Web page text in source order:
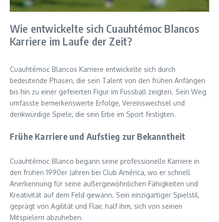
Wie entwickelte sich Cuauhtémoc Blancos
Karriere im Laufe der Zeit?
Cuauhtémoc Blancos Karriere entwickelte sich durch
bedeutende Phasen, die sein Talent von den frühen Anfängen
bis hin zu einer gefeierten Figur im Fussball zeigten. Sein Weg
umfasste bemerkenswerte Erfolge, Vereinswechsel und
denkwürdige Spiele, die sein Erbe im Sport festigten.
Frühe Karriere und Aufstieg zur Bekanntheit
Cuauhtémoc Blanco begann seine professionelle Karriere in
den frühen 1990er Jahren bei Club América, wo er schnell
Anerkennung für seine außergewöhnlichen Fähigkeiten und
Kreativität auf dem Feld gewann. Sein einzigartiger Spielstil,
geprägt von Agilität und Flair, half ihm, sich von seinen
Mitspielern abzuheben.